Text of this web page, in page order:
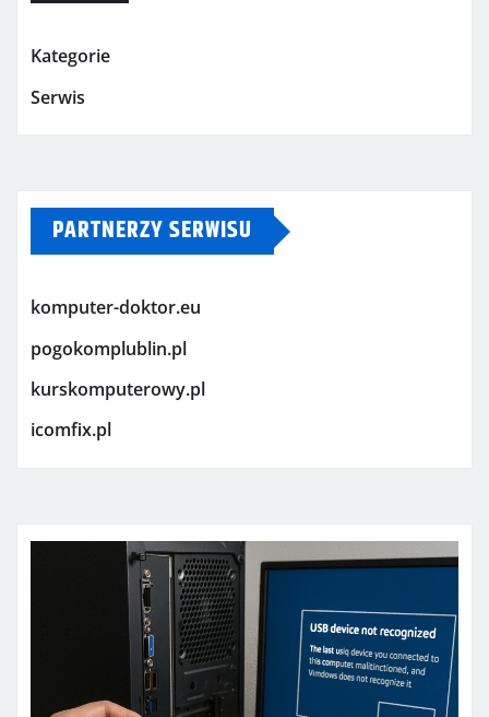
Kategorie
Serwis
PARTNERZY SERWISU
komputer-doktor.eu
pogokomplublin.pl
kurskomputerowy.pl
icomfix.pl